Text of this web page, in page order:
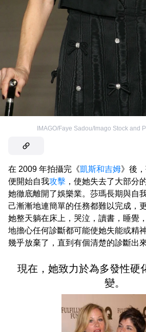
IMAGO/Faye Sadou/Imago Stock and
在 2009 年拍攝完《凱斯和吉姆》後
便開始自我攻擊 ，使她失去了大部分
她徹底離開了娛樂業。莎瑪長期與自
己漸漸地連簡單的任務都難以完成，
她整天躺在床上，哭泣，讀書，睡覺
地擔心任何診斷都可能使她失能或精
幾乎放棄了，直到有個清楚的診斷出
現在，她致力於為多發性硬
變。